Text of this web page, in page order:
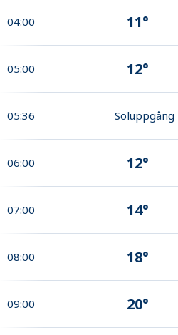
04:00 11°
05:00 12°
05:36 Soluppgång
06:00 12°
07:00 14°
08:00 18°
09:00 20°